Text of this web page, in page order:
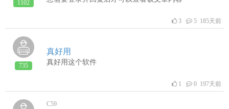
1102
3 5 185天前
735
真好用
真好用这个软件
1 0 197天前
C59